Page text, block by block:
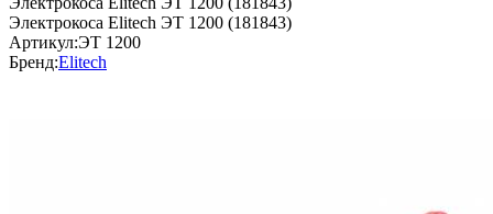
Электрокоса Elitech ЭТ 1200 (181843)
Артикул:ЭТ 1200
Бренд:Elitech